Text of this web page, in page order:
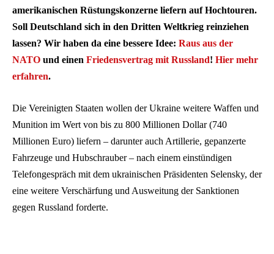
amerikanischen Rüstungskonzerne liefern auf Hochtouren.
Soll Deutschland sich in den Dritten Weltkrieg reinziehen
lassen? Wir haben da eine bessere Idee: Raus aus der
NATO und einen Friedensvertrag mit Russland! Hier mehr
erfahren.
Die Vereinigten Staaten wollen der Ukraine weitere Waffen und
Munition im Wert von bis zu 800 Millionen Dollar (740
Millionen Euro) liefern – darunter auch Artillerie, gepanzerte
Fahrzeuge und Hubschrauber – nach einem einstündigen
Telefongespräch mit dem ukrainischen Präsidenten Selensky, der
eine weitere Verschärfung und Ausweitung der Sanktionen
gegen Russland forderte.